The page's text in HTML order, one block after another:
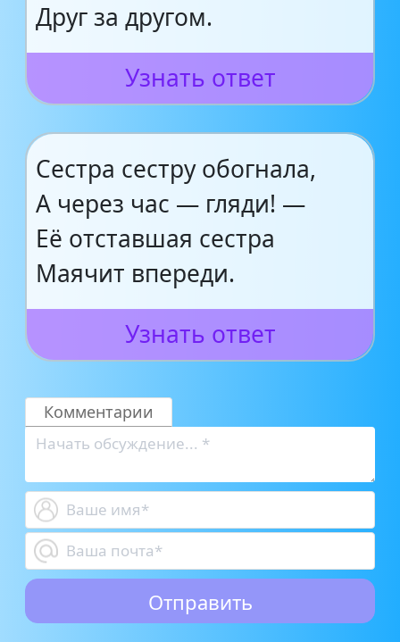
Друг за другом.
Узнать ответ
Сестра сестру обогнала,
А через час — гляди! —
Её отставшая сестра
Маячит впереди.
Узнать ответ
Комментарии